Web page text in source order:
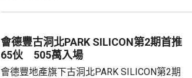
2.8%。在計入交易相關成本、利息...
會德豐古洞北PARK SILICON第2期首推
65伙 505萬入場
會德豐地產旗下古洞北PARK SILICON第2期